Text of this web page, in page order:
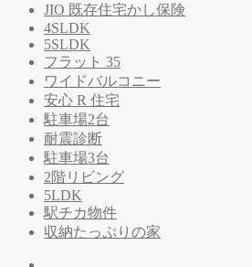
JIO 既存住宅かし保険
4SLDK
5SLDK
フラット 35
ワイドバルコニー
安心 R 住宅
駐車場2台
耐震診断
駐車場3台
2階リビング
5LDK
駅チカ物件
収納たっぷりの家